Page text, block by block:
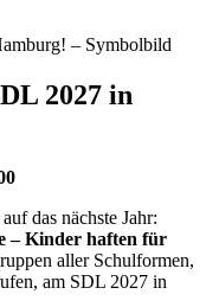
2027 in
das nächste Jahr:
– Kinder haften für
aller Schulformen,
am SDL 2027 in